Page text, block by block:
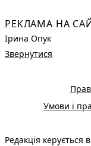
РЕКЛАМА НА
Ірина Опук
Звернутися
Умови і
Редакція керується